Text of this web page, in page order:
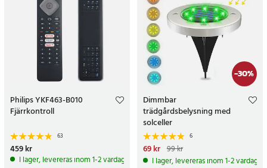
Philips YKF463-B010
Fjärrkontroll
63
Pris:459 kr
459 kr
I lager, levereras inom 1-2 vardagar
-30%
Dimmbar
trädgårdsbelysning med
solceller
6
Nuvarande pris
pris:99 kr
69 kr 99 kr
I lager, levereras inom 1-2 vardagar